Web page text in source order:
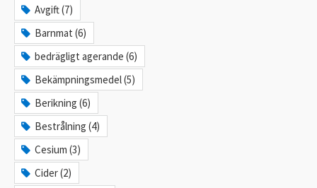
Avgift (7)
Barnmat (6)
bedrägligt agerande (6)
Bekämpningsmedel (5)
Berikning (6)
Bestrålning (4)
Cesium (3)
Cider (2)